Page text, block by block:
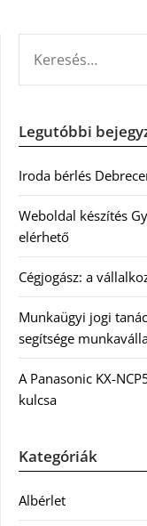
Legutóbbi
Iroda bérlés
Weboldal készítés
elérhető
Cégjogász: a
Munkaügyi jogi
segítsége
A Panasonic KX-
kulcsa
Kategóriák
Albérlet